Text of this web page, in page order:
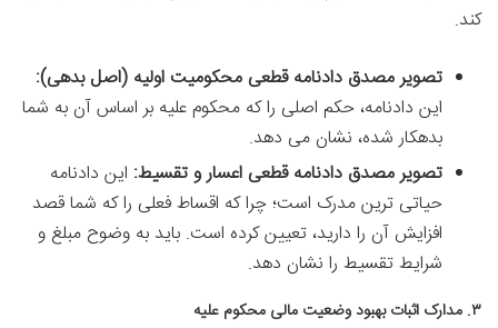
کند.
تصویر مصدق دادنامه قطعی محکومیت اولیه (اصل بدهی):
این دادنامه، حکم اصلی را که محکوم علیه بر اساس آن به شما
بدهکار شده، نشان می دهد.
تصویر مصدق دادنامه قطعی اعسار و تقسیط: این دادنامه
حیاتی ترین مدرک است؛ چرا که اقساط فعلی را که شما قصد
افزایش آن را دارید، تعیین کرده است. باید به وضوح مبلغ و
شرایط تقسیط را نشان دهد.
۳. مدارک اثبات بهبود وضعیت مالی محکوم علیه